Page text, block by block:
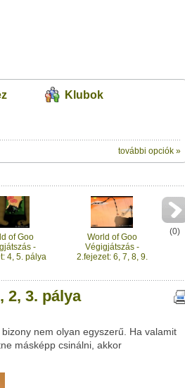
Klubok
további opciók »
Digg
of Goo
-
4, 5. pálya
World of Goo
Végigjátszás -
2.fejezet: 6, 7, 8, 9.
(0)
2, 3. pálya
nem olyan egyszerű. Ha valamit
másképp csinálni, akkor